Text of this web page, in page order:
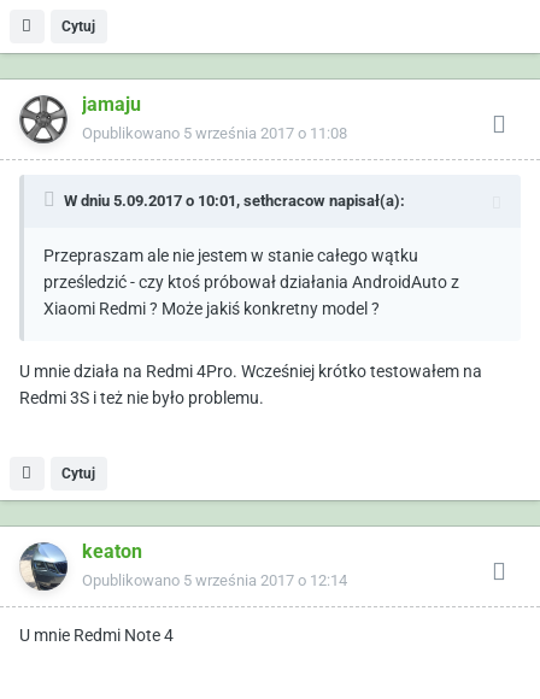
Cytuj
jamaju
Opublikowano 5 września 2017 o 11:08
W dniu 5.09.2017 o 10:01, sethcracow napisał(a):
Przepraszam ale nie jestem w stanie całego wątku
prześledzić - czy ktoś próbował działania AndroidAuto z
Xiaomi Redmi ? Może jakiś konkretny model ?
U mnie działa na Redmi 4Pro. Wcześniej krótko testowałem na
Redmi 3S i też nie było problemu.
Cytuj
keaton
Opublikowano 5 września 2017 o 12:14
U mnie Redmi Note 4